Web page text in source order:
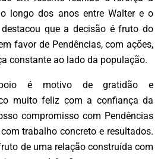
longo dos anos entre Walter e o
que a decisão é fruto do
favor de Pendências, com ações,
constante ao lado da população.
é motivo de gratidão e
muito feliz com a confiança da
compromisso com Pendências
trabalho concreto e resultados.
de uma relação construída com